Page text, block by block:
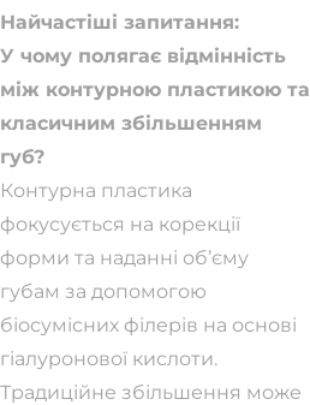
Найчастіші запитання:
У чому полягає відмінність
між контурною пластикою та
класичним збільшенням
губ?
Контурна пластика
фокусується на корекції
форми та наданні об’єму
губам за допомогою
біосумісних філерів на основі
гіалуронової кислоти.
Традиційне збільшення може